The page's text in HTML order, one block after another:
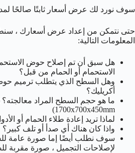
سوف نورد لك عرض أسعار ثابتًا صالحًا
حتى نتمكن من إعداد عرض أسعارك ،
المعلومات التالية:
هل سبق أن تم إصلاح حوض
الاستحمام أو الحمام من قبل؟
وهل السطح الذي يتطلب ترميم
أكريليك؟
ما هو حجم السطح المراد معالجته؟
1700x700x450mm)
لماذا تريد إعادة طلاء الحمام أو
واذا كان هناك أي صدأ أو تلف كبير؟
سوف نطلب أيضًا إما صورة عامة
لإصلاحات التجميل ، صورة مقربة